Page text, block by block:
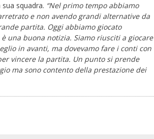
squadra. “Nel primo tempo abbiamo
e non avendo grandi alternative da
partita. Oggi abbiamo giocato
una buona notizia. Siamo riusciti a giocare
in avanti, ma dovevamo fare i conti con
vincere la partita. Un punto si prende
ma sono contento della prestazione dei